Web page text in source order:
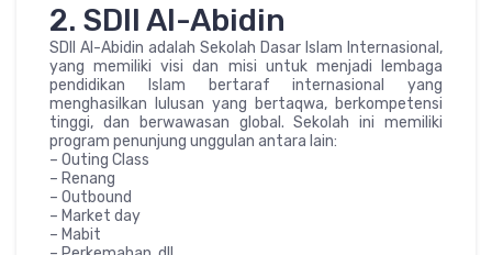
2. SDII Al-Abidin
SDII Al-Abidin adalah Sekolah Dasar Islam Internasional,
yang memiliki visi dan misi untuk menjadi lembaga
pendidikan Islam bertaraf internasional yang
menghasilkan lulusan yang bertaqwa, berkompetensi
tinggi, dan berwawasan global. Sekolah ini memiliki
program penunjung unggulan antara lain:
– Outing Class
– Renang
– Outbound
– Market day
– Mabit